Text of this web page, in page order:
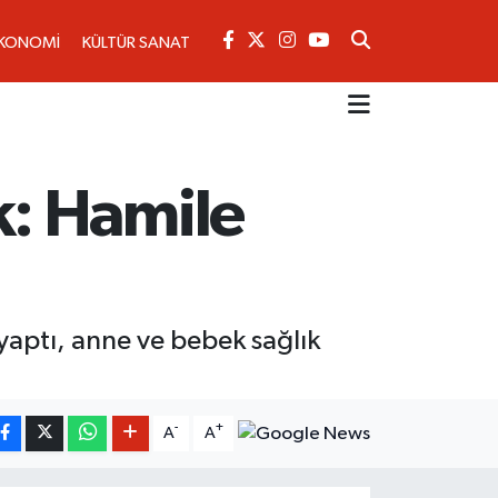
KÜLTÜR SANAT
Hamile
anne ve bebek sağlık
A- A+